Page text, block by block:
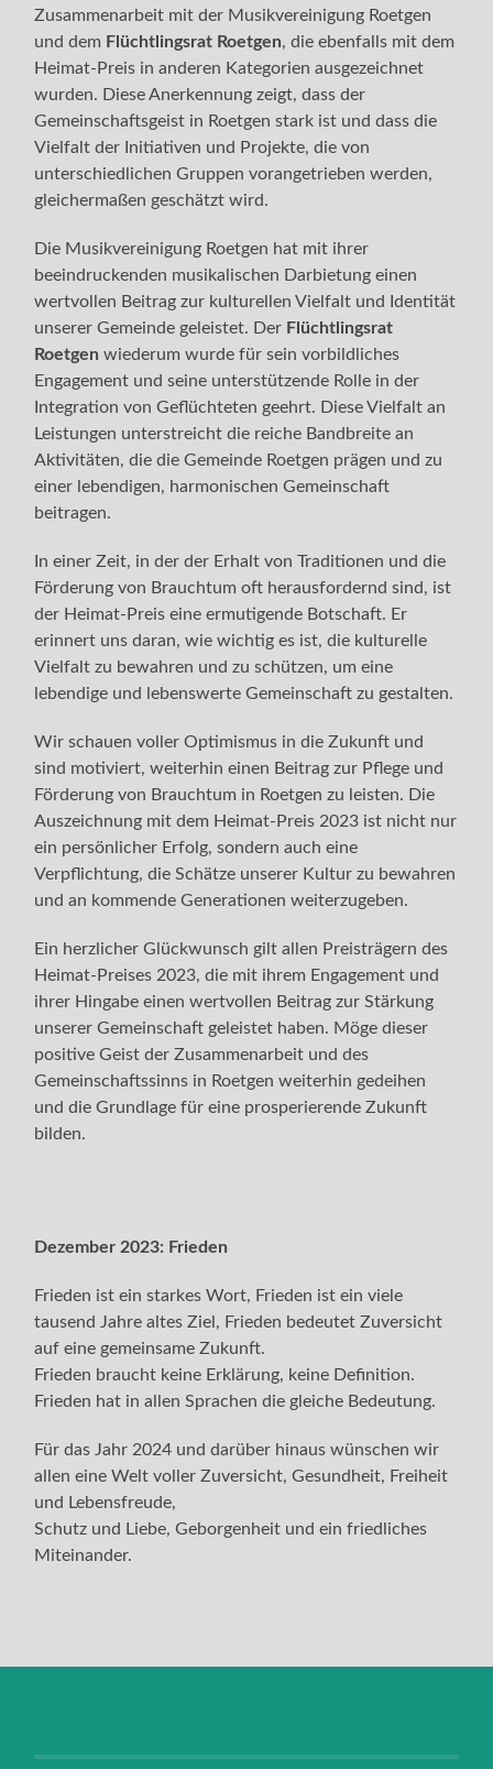
Zusammenarbeit mit der Musikvereinigung Roetgen
und dem Flüchtlingsrat Roetgen, die ebenfalls mit dem
Heimat-Preis in anderen Kategorien ausgezeichnet
wurden. Diese Anerkennung zeigt, dass der
Gemeinschaftsgeist in Roetgen stark ist und dass die
Vielfalt der Initiativen und Projekte, die von
unterschiedlichen Gruppen vorangetrieben werden,
gleichermaßen geschätzt wird.
Die Musikvereinigung Roetgen hat mit ihrer
beeindruckenden musikalischen Darbietung einen
wertvollen Beitrag zur kulturellen Vielfalt und Identität
unserer Gemeinde geleistet. Der Flüchtlingsrat
Roetgen wiederum wurde für sein vorbildliches
Engagement und seine unterstützende Rolle in der
Integration von Geflüchteten geehrt. Diese Vielfalt an
Leistungen unterstreicht die reiche Bandbreite an
Aktivitäten, die die Gemeinde Roetgen prägen und zu
einer lebendigen, harmonischen Gemeinschaft
beitragen.
In einer Zeit, in der der Erhalt von Traditionen und die
Förderung von Brauchtum oft herausfordernd sind, ist
der Heimat-Preis eine ermutigende Botschaft. Er
erinnert uns daran, wie wichtig es ist, die kulturelle
Vielfalt zu bewahren und zu schützen, um eine
lebendige und lebenswerte Gemeinschaft zu gestalten.
Wir schauen voller Optimismus in die Zukunft und
sind motiviert, weiterhin einen Beitrag zur Pflege und
Förderung von Brauchtum in Roetgen zu leisten. Die
Auszeichnung mit dem Heimat-Preis 2023 ist nicht nur
ein persönlicher Erfolg, sondern auch eine
Verpflichtung, die Schätze unserer Kultur zu bewahren
und an kommende Generationen weiterzugeben.
Ein herzlicher Glückwunsch gilt allen Preisträgern des
Heimat-Preises 2023, die mit ihrem Engagement und
ihrer Hingabe einen wertvollen Beitrag zur Stärkung
unserer Gemeinschaft geleistet haben. Möge dieser
positive Geist der Zusammenarbeit und des
Gemeinschaftssinns in Roetgen weiterhin gedeihen
und die Grundlage für eine prosperierende Zukunft
bilden.
Dezember 2023: Frieden
Frieden ist ein starkes Wort, Frieden ist ein viele
tausend Jahre altes Ziel, Frieden bedeutet Zuversicht
auf eine gemeinsame Zukunft.
Frieden braucht keine Erklärung, keine Definition.
Frieden hat in allen Sprachen die gleiche Bedeutung.
Für das Jahr 2024 und darüber hinaus wünschen wir
allen eine Welt voller Zuversicht, Gesundheit, Freiheit
und Lebensfreude,
Schutz und Liebe, Geborgenheit und ein friedliches
Miteinander.